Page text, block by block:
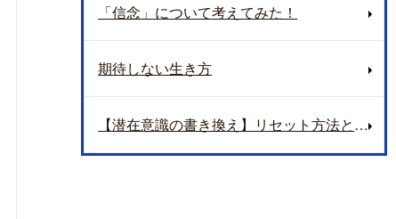
「信念」について考えてみた！
期待しない生き方
【潜在意識の書き換え】リセット方法とアップデート方法